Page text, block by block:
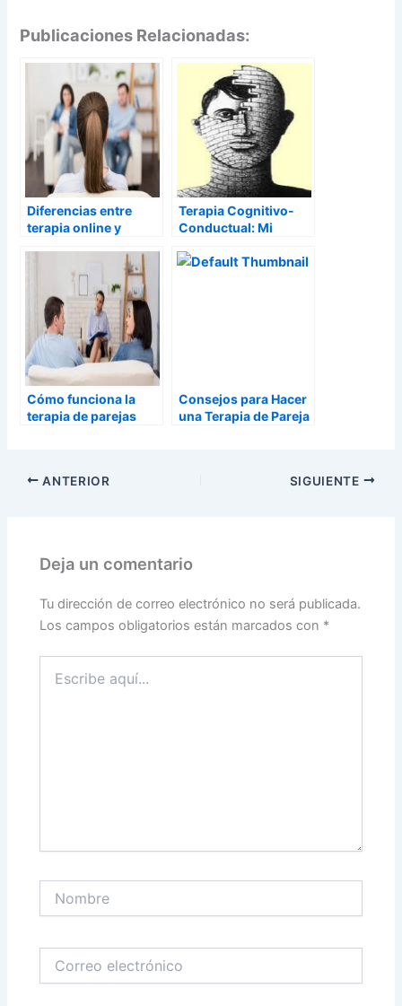
Publicaciones Relacionadas:
Diferencias entre
terapia online y
¿Cuál es la mejor
opción para ti?
Terapia Cognitivo-
Conductual: Mi
conclusión.
Cómo funciona la
terapia de parejas
Consejos para Hacer
una Terapia de Pareja
ANTERIOR SIGUIENTE
Deja un comentario
Tu dirección de correo electrónico no será publicada.
Los campos obligatorios están marcados con *
aquí...
electrónico